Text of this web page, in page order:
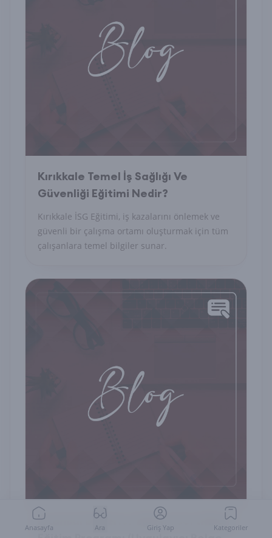
Kırıkkale Temel İş Sağlığı Ve
Güvenliği Eğitimi Nedir?
Kırıkkale İSG Eğitimi, iş kazalarını önlemek ve
güvenli bir çalışma ortamı oluşturmak için tüm
çalışanlara temel bilgiler sunar.
İstanbul Değerler Eğitimi Sertifikalı
Anasayfa Ara Giriş Yap Kategoriler